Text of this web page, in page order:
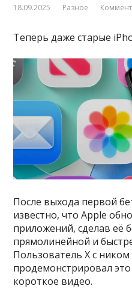
18.09.2025 Разное
Теперь даже старые
После выхода первой
известно, что Apple
приложений, сделав её
прямолинейной и
Пользователь Х с
продемонстрировал
короткое видео.